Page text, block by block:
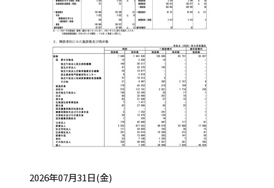
投稿日:2026年07月31日(金)